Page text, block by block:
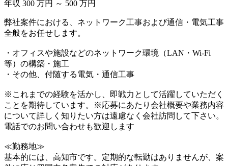
年収 300 万円 ～ 500 万円
弊社案件における、ネットワーク工事および通信・電気工事
全般をお任せします。
・オフィスや施設などのネットワーク環境（LAN・Wi-Fi
等）の構築・施工
・その他、付随する電気・通信工事
※これまでの経験を活かし、即戦力として活躍していただく
ことを期待しています。※応募にあたり会社概要や業務内容
について詳しく知りたい方は遠慮なく会社訪問して下さい。
電話でのお問い合わせも歓迎します
≪勤務地≫
基本的には、高知市です。定期的な転勤はありませんが、案